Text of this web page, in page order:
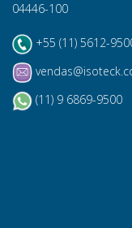
04446-100
+55 (11) 5612-
(11) 9 6869-9500